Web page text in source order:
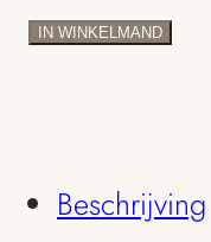
gehamerde
saffier
IN WINKELMAND
Beschrijving